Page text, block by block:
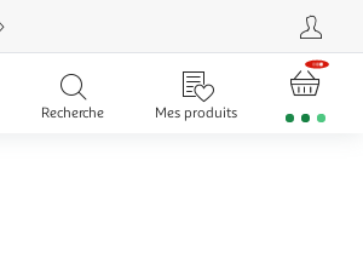
Recherche Mes produits